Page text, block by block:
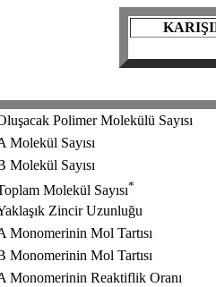
Polimer Molekülü Sayısı
Molekül Sayısı
Molekül Sayısı
Molekül Sayısı*
Zincir Uzunluğu
Monomerinin Mol Tartısı
Monomerinin Mol Tartısı
Monomerinin Reaktiflik Oranı